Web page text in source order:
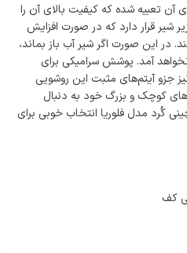
تعبیه شده که کیفیت بالای آن را
قرار دارد که در صورت افزایش
در این صورت اگر شیر آب باز بماند،
آمد. پوشش سرامیکی برای
جزو آیتم‌های مثبت این روشویی
کوچک و بزرگ خود به دنبال
کُرد مدل فلوریا انتخاب خوبی برای
کف